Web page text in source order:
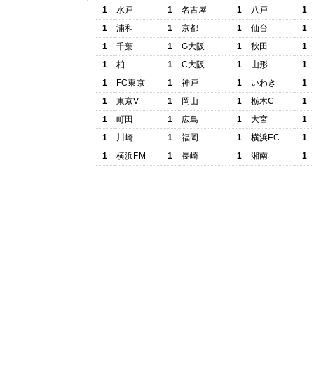
1
水戸 1
名古屋
1
浦和 1
京都
1
千葉 1
G大阪
1
柏 1
C大阪
1
FC東京 1
神戸
1
東京V 1
岡山
1
町田 1
広島
1
川崎 1
福岡
1
横浜FM 1 長崎
1
八戸
1
1
仙台
1
1
秋田
1
1
山形
1
1
いわき
1
1
栃木C
1
1
大宮
1
1
横浜FC
1
1
湘南 1